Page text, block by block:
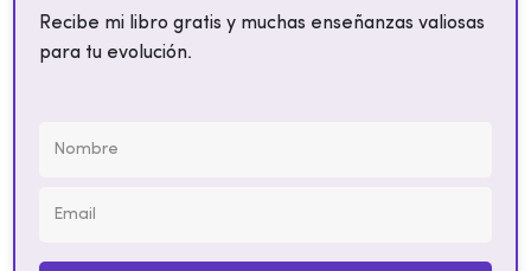
Recibe mi libro gratis y muchas enseñanzas valiosas
para tu evolución.